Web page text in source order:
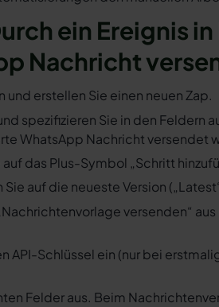
ein Ereignis
Nachricht
und erstellen Sie einen neuen Zap.
spezifizieren Sie in den Feldern
WhatsApp Nachricht versendet
das Plus-Symbol „Schritt
auf die neueste Version
versenden“
API-Schlüssel ein (nur bei
Felder aus. Beim